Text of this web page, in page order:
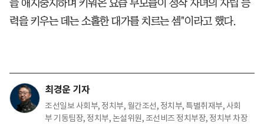
을 애지중지하며 키워온 요즘 부모들이 정작 자녀의 자립 능
력을 키우는 데는 소홀한 대가를 치르는 셈"이라고 했다.
최경운 기자
조선일보 사회부, 정치부, 월간조선, 정치부, 특별취재부, 사회
부 기동팀장, 정치부, 논설위원, 조선비즈 정치부장, 정치부 차장